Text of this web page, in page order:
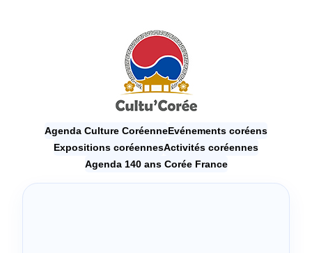
Agenda Culture CoréenneEvénements coréens
Expositions coréennesActivités coréennes
Agenda 140 ans Corée France